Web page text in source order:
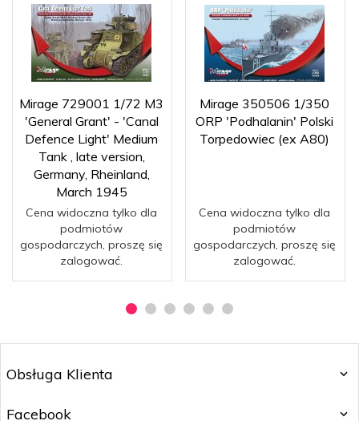
Mirage 729001 1/72 M3
'General Grant' - 'Canal
Defence Light' Medium
Tank , late version,
Germany, Rheinland,
March 1945
Cena widoczna tylko dla
podmiotów
gospodarczych, proszę się
zalogować.
Mirage 350506 1/350
ORP 'Podhalanin' Polski
Torpedowiec (ex A80)
Cena widoczna tylko dla
podmiotów
gospodarczych, proszę się
zalogować.
Obsługa Klienta
Facebook